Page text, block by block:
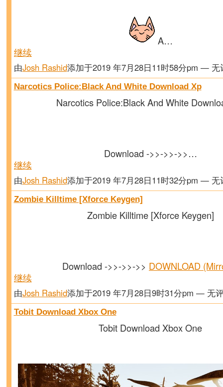
A…
继续
由Josh Rashid添加于2019 年7月28日11时58分pm — 无
Narcotics Police:Black And White Download Xp
Narcotics Police:Black And White
Download ->>->>->>…
继续
由Josh Rashid添加于2019 年7月28日11时32分pm — 无
Zombie Killtime [Xforce Keygen]
Zombie Killtime [Xforce Keygen]
Download ->>->>->> DOWNLOAD
继续
由Josh Rashid添加于2019 年7月28日9时31分pm — 无
Tobit Download Xbox One
Tobit Download Xbox One